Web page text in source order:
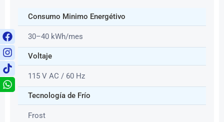
Consumo Minimo Energétivo
30–40 kWh/mes
Voltaje
115 V AC / 60 Hz
Tecnología de Frío
Frost